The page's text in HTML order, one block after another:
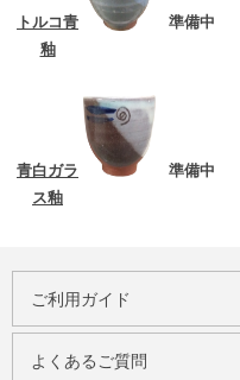
トルコ青
釉
準備中
青白ガラ
ス釉
準備中
ご利用ガイド
よくあるご質問